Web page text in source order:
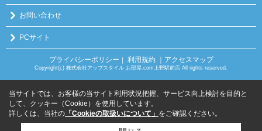
お問い合わせ
PCサイト
プライバシーポリシー 利用規約 ｜アクセスマップ
Copyright(c) 株式会社アップスタイル お部屋.com上野駅前店 All rights reserved.
当サイトでは、お客様の当サイト利用状況把握、サービス向上検討を目的と
して、クッキー（Cookie）を使用しています。
詳しくは、当社の 「Cookieの取扱いについて」 をご確認ください。